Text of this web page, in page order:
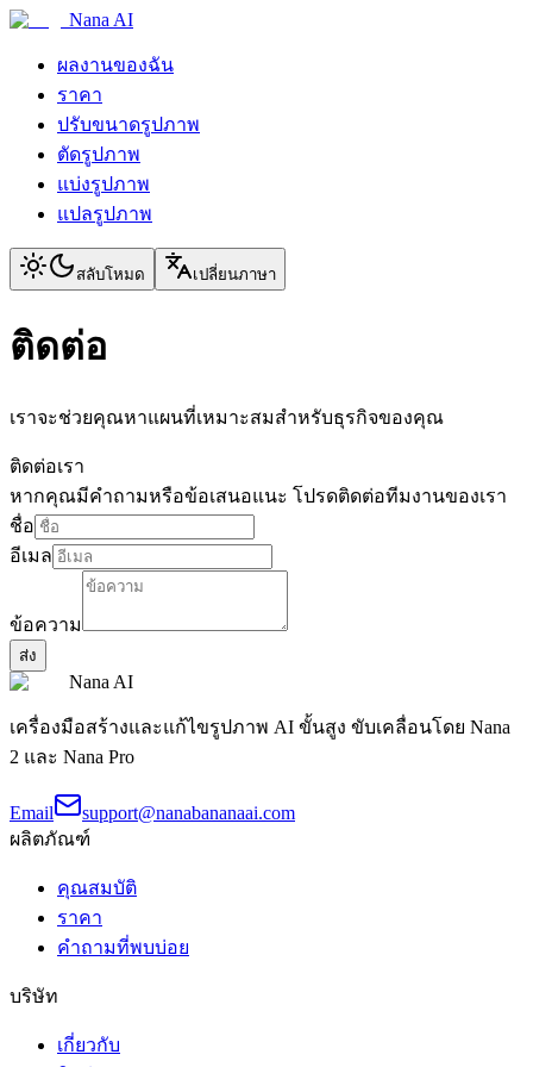
Nana AI
ผลงานของฉัน
ราคา
ปรับขนาดรูปภาพ
ตัดรูปภาพ
แบ่งรูปภาพ
แปลรูปภาพ
สลับโหมด เปลี่ยนภาษา
ติดต่อ
เราจะช่วยคุณหาแผนที่เหมาะสมสำหรับธุรกิจของคุณ
ติดต่อเรา
หากคุณมีคำถามหรือข้อเสนอแนะ โปรดติดต่อทีมงานของเรา
ชื่อ
อีเมล
ข้อความ
ส่ง
Nana AI
เครื่องมือสร้างและแก้ไขรูปภาพ AI ขั้นสูง ขับเคลื่อนโดย Nana
2 และ Nana Pro
Email
support@nanabananaai.com
ผลิตภัณฑ์
คุณสมบัติ
ราคา
คำถามที่พบบ่อย
บริษัท
เกี่ยวกับ